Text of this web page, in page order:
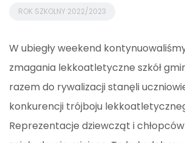
ROK SZKOLNY 2022/2023
W ubiegły weekend
zmagania lekkoatletyczne szkół
razem do rywalizacji stanęli
konkurencji trójboju
Reprezentacje dziewcząt i chłopców